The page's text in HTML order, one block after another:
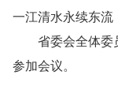
一江清水永续东流
省委会全体委
参加会议。